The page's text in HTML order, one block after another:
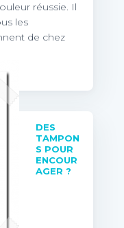
réussie. Il
les
de chez
DES
TAMPON
S POUR
ENCOUR
AGER ?